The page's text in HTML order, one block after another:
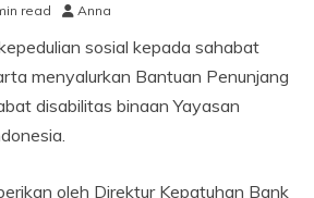
read Anna
sosial kepada sahabat
menyalurkan Bantuan Penunjang
disabilitas binaan Yayasan
oleh Direktur Kepatuhan Bank